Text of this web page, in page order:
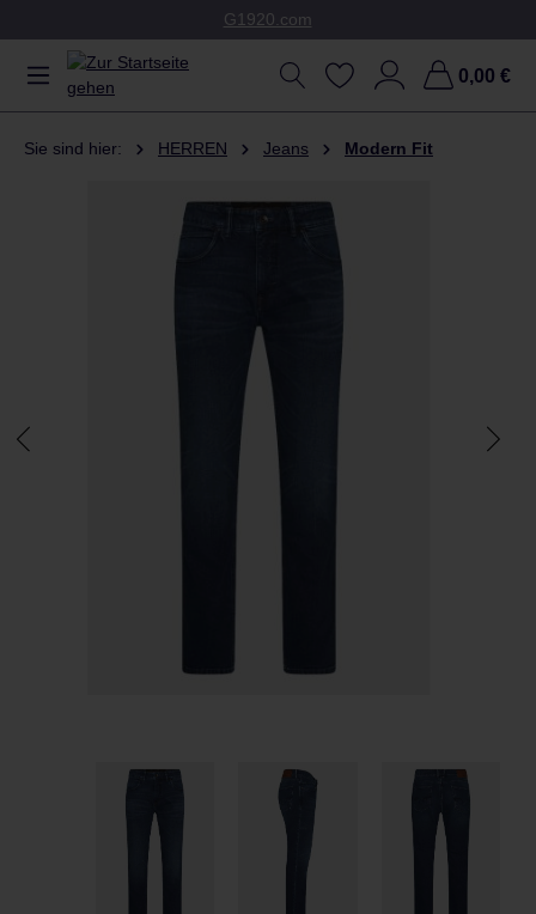
G1920.com
0,00 €
Sie sind hier: HERREN Jeans Modern Fit